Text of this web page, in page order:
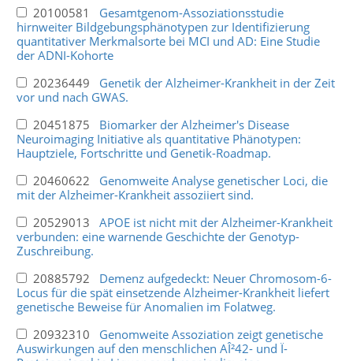
20100581 Gesamtgenom-Assoziationsstudie
hirnweiter Bildgebungsphänotypen zur Identifizierung
quantitativer Merkmalsorte bei MCI und AD: Eine Studie
der ADNI-Kohorte
20236449 Genetik der Alzheimer-Krankheit in der Zeit
vor und nach GWAS.
20451875 Biomarker der Alzheimer's Disease
Neuroimaging Initiative als quantitative Phänotypen:
Hauptziele, Fortschritte und Genetik-Roadmap.
20460622 Genomweite Analyse genetischer Loci, die
mit der Alzheimer-Krankheit assoziiert sind.
20529013 APOE ist nicht mit der Alzheimer-Krankheit
verbunden: eine warnende Geschichte der Genotyp-
Zuschreibung.
20885792 Demenz aufgedeckt: Neuer Chromosom-6-
Locus für die spät einsetzende Alzheimer-Krankheit liefert
genetische Beweise für Anomalien im Folatweg.
20932310 Genomweite Assoziation zeigt genetische
Auswirkungen auf den menschlichen AÎ²42- und Ï-